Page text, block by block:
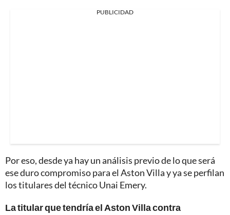
PUBLICIDAD
Por eso, desde ya hay un análisis previo de lo que será
ese duro compromiso para el Aston Villa y ya se perfilan
los titulares del técnico Unai Emery.
La titular que tendría el Aston Villa contra